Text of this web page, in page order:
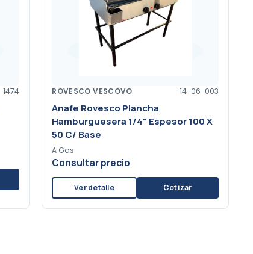
1474 ROVESCO VESCOVO 14-06-003
Anafe Rovesco Plancha
Hamburguesera 1/4" Espesor 100 X
50 C/ Base
A Gas
Consultar precio
Ver detalle Cotizar